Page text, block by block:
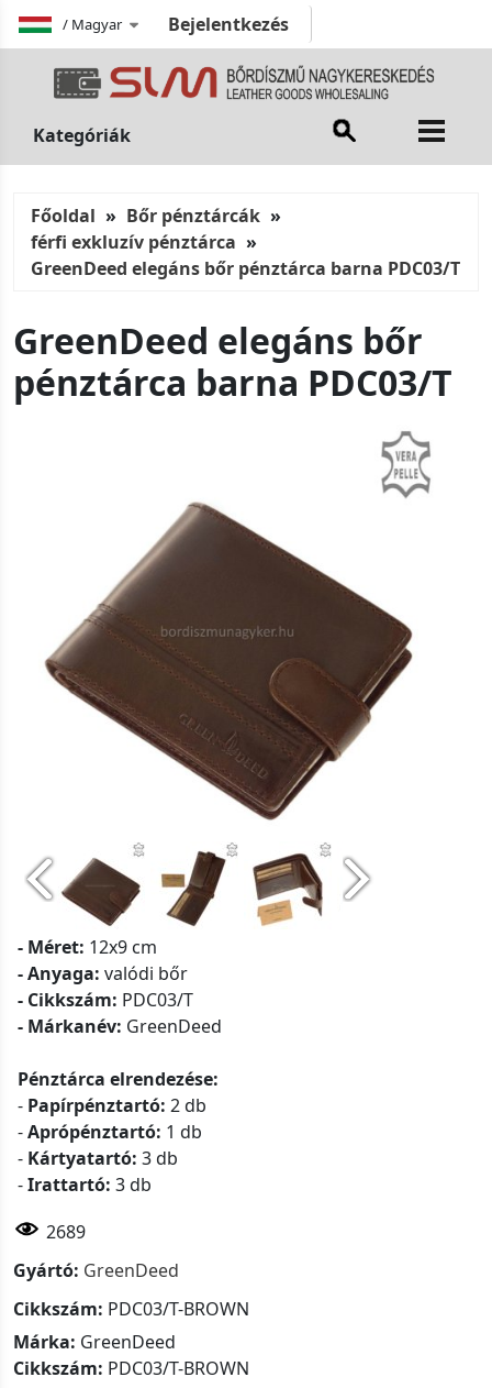
/ Magyar Bejelentkezés
Kategóriák
Főoldal
Bőr pénztárcák
férfi exkluzív pénztárca
GreenDeed elegáns bőr pénztárca barna PDC03/T
GreenDeed elegáns bőr
pénztárca barna PDC03/T
- Méret: 12x9 cm
- Anyaga: valódi bőr
- Cikkszám: PDC03/T
- Márkanév: GreenDeed
Pénztárca elrendezése:
- Papírpénztartó: 2 db
-Aprópénztartó: 1 db
- Kártyatartó: 3 db
-Irattartó: 3 db
2689
Gyártó: GreenDeed
Cikkszám: PDC03/T-BROWN
Márka: GreenDeed
Cikkszám: PDC03/T-BROWN